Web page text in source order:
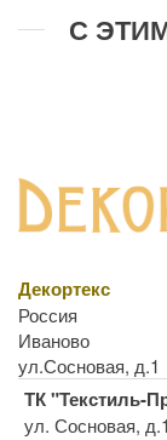
С
Декортекс
Россия
Иваново
ул.Сосновая, д.1
ТК "Текстиль-
ул. Сосновая,